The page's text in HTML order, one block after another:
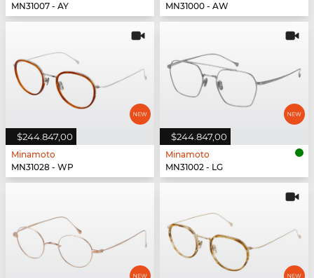
MN31007 - AY
MN31000 - AW
$244.847,00
Minamoto
MN31028 - WP
$244.847,00
Minamoto
MN31002 - LG